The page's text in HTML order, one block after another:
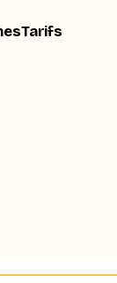
Tarifs